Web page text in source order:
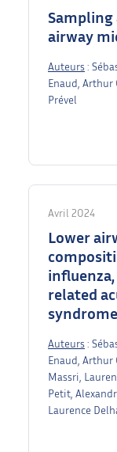
airway
Auteurs :
Enaud, Arthur
Prével
Avril 2024
Lower
influenza,
related
Auteurs :
Enaud, Arthur
Massri,
Petit,
Laurence